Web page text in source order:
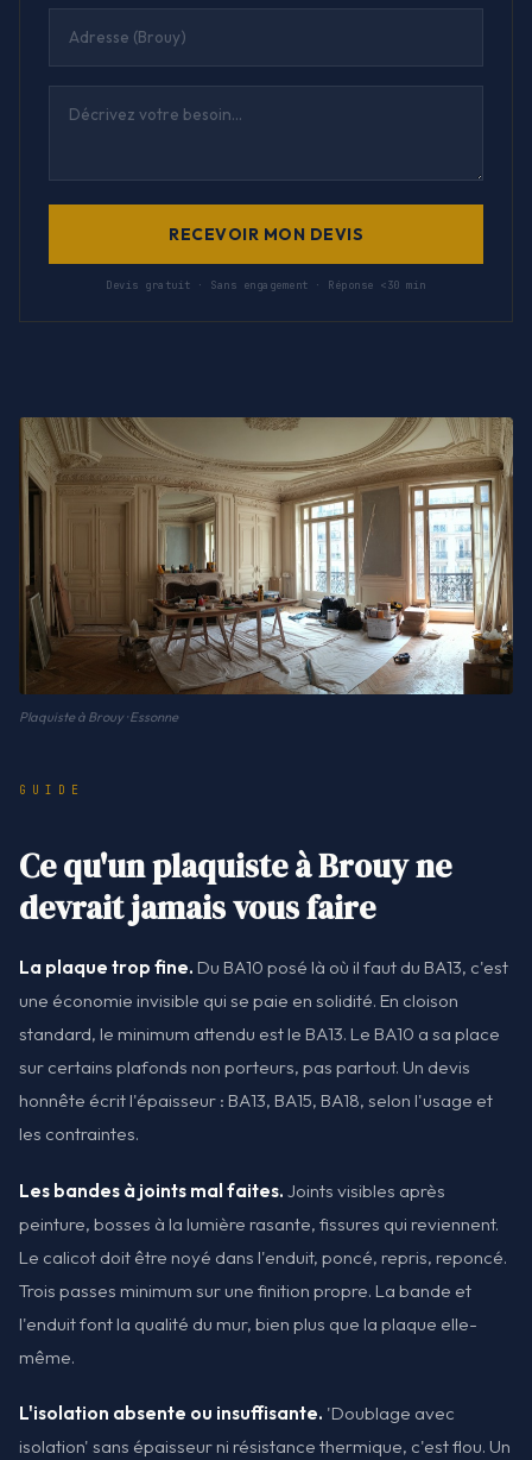
RECEVOIR MON DEVIS
Devis gratuit · Sans engagement · Réponse <30 min
Plaquiste à Brouy · Essonne
GUIDE
Ce qu'un plaquiste à Brouy ne
devrait jamais vous faire
La plaque trop fine. Du BA10 posé là où il faut du BA13, c'est
une économie invisible qui se paie en solidité. En cloison
standard, le minimum attendu est le BA13. Le BA10 a sa place
sur certains plafonds non porteurs, pas partout. Un devis
honnête écrit l'épaisseur : BA13, BA15, BA18, selon l'usage et
les contraintes.
Les bandes à joints mal faites. Joints visibles après
peinture, bosses à la lumière rasante, fissures qui reviennent.
Le calicot doit être noyé dans l'enduit, poncé, repris, reponcé.
Trois passes minimum sur une finition propre. La bande et
l'enduit font la qualité du mur, bien plus que la plaque elle-
même.
L'isolation absente ou insuffisante. 'Doublage avec
isolation' sans épaisseur ni résistance thermique, c'est flou. Un